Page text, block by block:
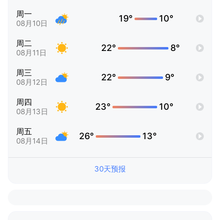
周一
08月10日 19° 10°
周二
08月11日 22° 8°
周三
08月12日 22° 9°
周四
08月13日 23° 10°
周五
08月14日 26° 13°
30天预报